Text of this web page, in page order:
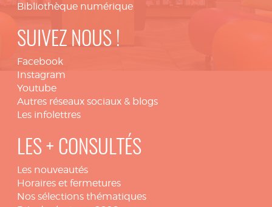
Bibliothèque numérique
SUIVEZ NOUS !
Facebook
Instagram
Youtube
Autres réseaux sociaux & blogs
Les infolettres
LES + CONSULTÉS
Les nouveautés
Horaires et fermetures
Nos sélections thématiques